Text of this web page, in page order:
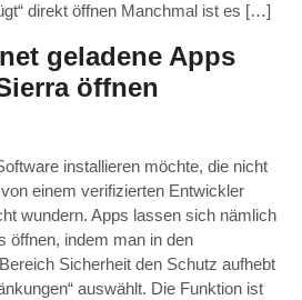
direkt öffnen Manchmal ist es […]
geladene Apps
öffnen
installieren möchte, die nicht
einem verifizierten Entwickler
wundern. Apps lassen sich nämlich
öffnen, indem man in den
Sicherheit den Schutz aufhebt
auswählt. Die Funktion ist